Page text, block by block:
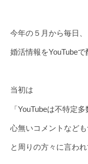
今年の５月から毎日、
婚活情報をYouTube
当初は
「YouTubeは不特定
心無いコメントなども
と周りの方々に言われ